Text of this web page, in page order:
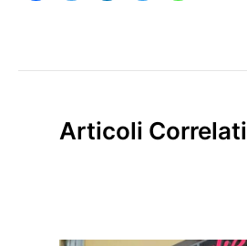
Articoli Correlati